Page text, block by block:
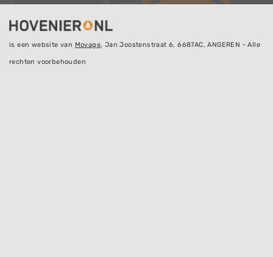
is een website van Movage, Jan Joostenstraat 6, 6687AC, ANGEREN - Alle
rechten voorbehouden